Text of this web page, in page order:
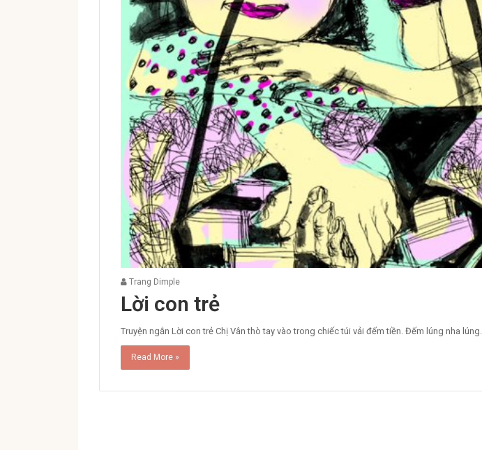
Trang Dimple
Lời con trẻ
Truyện ngắn Lời con trẻ Chị Vân thò tay vào trong chiếc túi vải đếm tiền. Đếm lúng nha lúng…
Read More »